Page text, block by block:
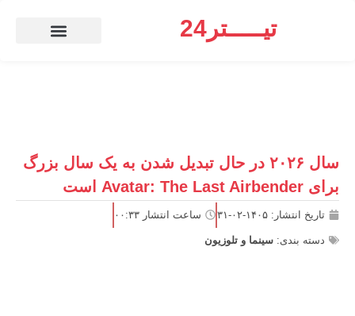
تیـــــتر24
سال ۲۰۲۶ در حال تبدیل شدن به یک سال بزرگ
برای Avatar: The Last Airbender است
تاریخ انتشار: ۱۴۰۵-۰۲-۳۱ ساعت انتشار ۰۰:۳۳
دسته بندی: سینما و تلوزیون